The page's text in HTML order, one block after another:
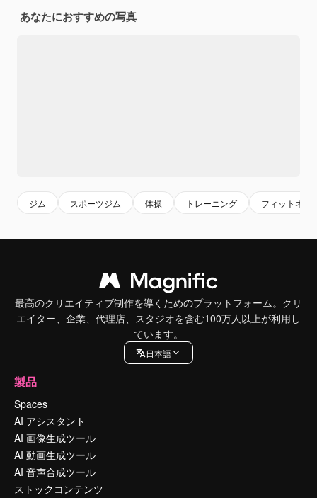
あなたにおすすめの写真
ジム スポーツジム 体操 トレーニング フィットネス
最高のクリエイティブ制作を導くためのプラットフォーム。クリ
エイター、企業、代理店、スタジオを含む100万人以上が利用し
ています。
日本語
製品
Spaces
AI アシスタント
AI 画像生成ツール
AI 動画生成ツール
AI 音声合成ツール
ストックコンテンツ